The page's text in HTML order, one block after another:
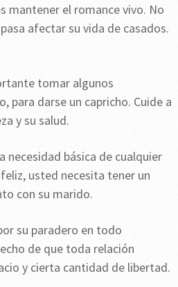
mantener el romance vivo. No
afectar su vida de casados.
tomar algunos
para darse un capricho. Cuide a
y su salud.
necesidad básica de cualquier
usted necesita tener un
con su marido.
su paradero en todo
de que toda relación
y cierta cantidad de libertad.